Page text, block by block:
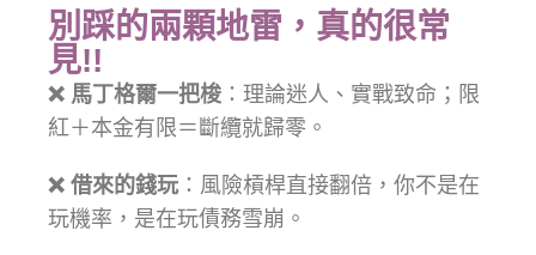
別踩的兩顆地雷，真的很常
見!!
❌ 馬丁格爾一把梭 ：理論迷人、實戰致命；限
紅＋本金有限＝斷纜就歸零。
❌ 借來的錢玩 ：風險槓桿直接翻倍，你不是在
玩機率，是在玩債務雪崩。